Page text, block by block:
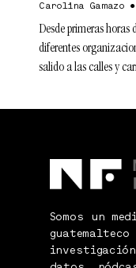
Carolina Gamazo
Desde primeras horas
diferentes
salido a las calles y
Somos un